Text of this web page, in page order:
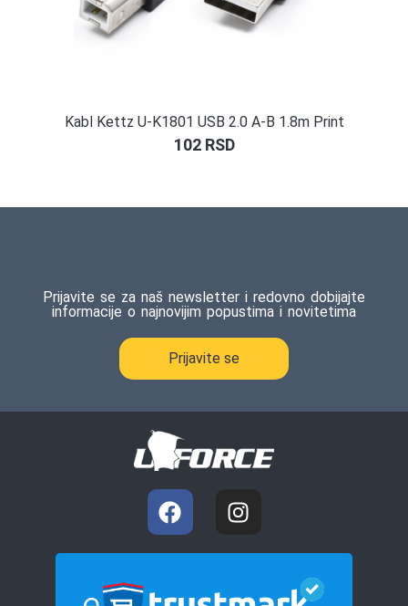
Kabl Kettz U-K1801 USB 2.0 A-B 1.8m Print
102 RSD
Prijavite se za naš newsletter i redovno dobijajte
informacije o najnovijim popustima i novitetima
Prijavite se